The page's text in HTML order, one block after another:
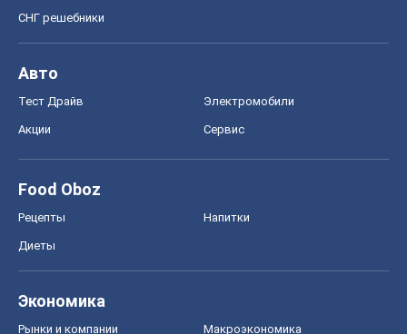
СНГ решебники
Авто
Тест Драйв Электромобили
Акции Сервис
Food Oboz
Рецепты Напитки
Диеты
Экономика
Рынки и компании Mакроэкономика